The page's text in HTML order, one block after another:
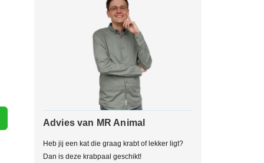
Advies van MR Animal
Heb jij een kat die graag krabt of lekker ligt?
Dan is deze krabpaal geschikt!